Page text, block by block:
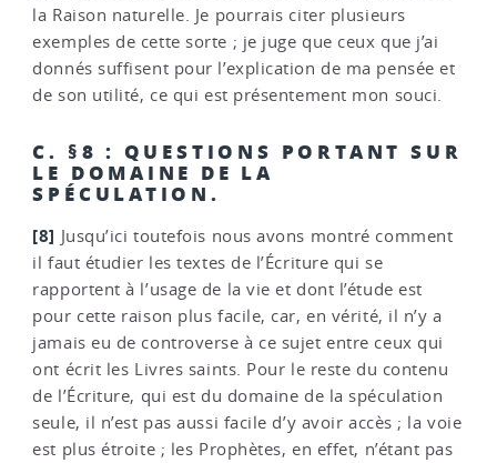
la Raison naturelle. Je pourrais citer plusieurs
exemples de cette sorte ; je juge que ceux que j’ai
donnés suffisent pour l’explication de ma pensée et
de son utilité, ce qui est présentement mon souci.
C. §8 : QUESTIONS PORTANT SUR
LE DOMAINE DE LA
SPÉCULATION.
[8] Jusqu’ici toutefois nous avons montré comment
il faut étudier les textes de l’Écriture qui se
rapportent à l’usage de la vie et dont l’étude est
pour cette raison plus facile, car, en vérité, il n’y a
jamais eu de controverse à ce sujet entre ceux qui
ont écrit les Livres saints. Pour le reste du contenu
de l’Écriture, qui est du domaine de la spéculation
seule, il n’est pas aussi facile d’y avoir accès ; la voie
est plus étroite ; les Prophètes, en effet, n’étant pas